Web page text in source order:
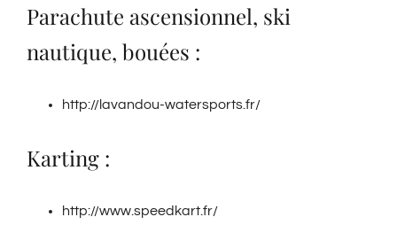
Parachute ascensionnel, ski
nautique, bouées :
http://lavandou-watersports.fr/
Karting :
http://www.speedkart.fr/